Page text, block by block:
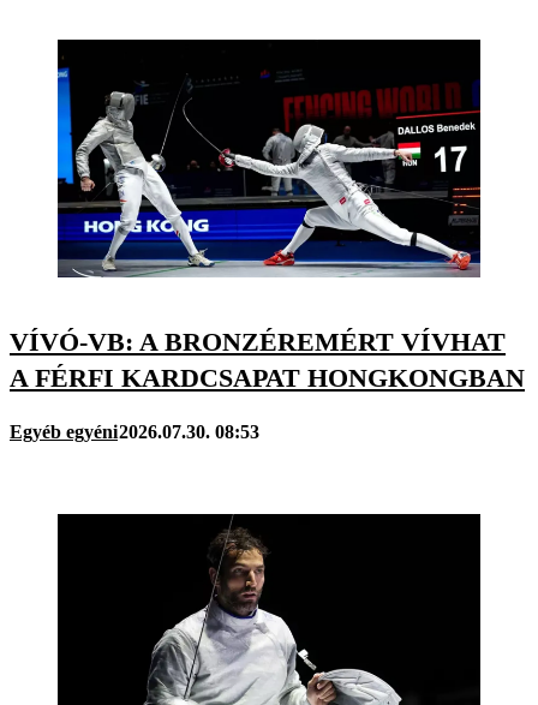
VÍVÓ-VB: A BRONZÉREMÉRT VÍVHAT
A FÉRFI KARDCSAPAT HONGKONGBAN
Egyéb egyéni2026.07.30. 08:53